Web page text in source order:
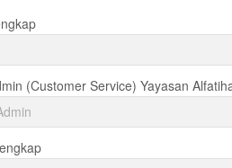
(Customer Service) Yayasan